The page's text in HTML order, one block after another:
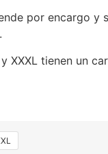
por encargo y
XXXL tienen un